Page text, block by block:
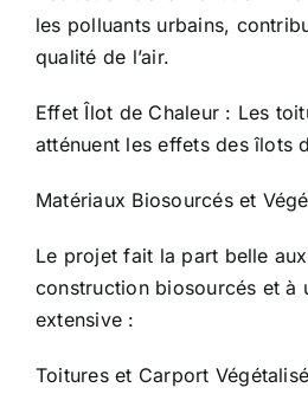
les polluants urbains,
qualité de l’air.
Effet Îlot de Chaleur : Les
atténuent les effets des îlots
Matériaux Biosourcés et
Le projet fait la part belle
construction biosourcés et à
extensive :
Toitures et Carport